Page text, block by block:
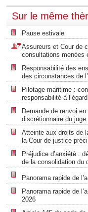
Sur le même
Pause estivale
Assureurs et Cour de
consultations menées
Responsabilité des
des circonstances de
Pilotage maritime :
responsabilité à
Demande de renvoi
discrétionnaire du juge
Atteinte aux droits de
la Cour de justice
Préjudice d’anxiété :
de la consolidation du
Panorama rapide de
Panorama rapide de
2026